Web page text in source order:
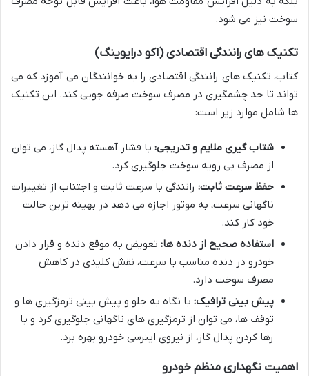
سوخت نیز می شود.
تکنیک های رانندگی اقتصادی (اکو درایوینگ)
کتاب، تکنیک های رانندگی اقتصادی را به خوانندگان می آموزد که می
تواند تا حد چشمگیری در مصرف سوخت صرفه جویی کند. این تکنیک
ها شامل موارد زیر است:
شتاب گیری ملایم و تدریجی: با فشار آهسته پدال گاز، می توان
از مصرف بی رویه سوخت جلوگیری کرد.
حفظ سرعت ثابت: رانندگی با سرعت ثابت و اجتناب از تغییرات
ناگهانی سرعت، به موتور اجازه می دهد در بهینه ترین حالت
خود کار کند.
استفاده صحیح از دنده ها: تعویض به موقع دنده و قرار دادن
خودرو در دنده مناسب با سرعت، نقش کلیدی در کاهش
مصرف سوخت دارد.
پیش بینی ترافیک: با نگاه به جلو و پیش بینی ترمزگیری ها و
توقف ها، می توان از ترمزگیری های ناگهانی جلوگیری کرد و با
رها کردن پدال گاز، از نیروی اینرسی خودرو بهره برد.
اهمیت نگهداری منظم خودرو